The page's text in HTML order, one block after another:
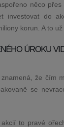
něco
investovat do
korun. A to už
ÚROKU
že čím
se
to pravé